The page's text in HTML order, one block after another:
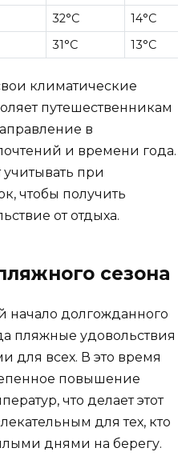
32°C
14°C
31°C 13°C
климатические
путешественникам
в
и времени года.
при
чтобы получить
от отдыха.
сезона
начало долгожданного
пляжные удовольствия
для всех. В это время
повышение
что делает этот
для тех, кто
днями на берегу.